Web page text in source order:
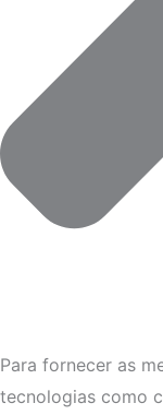
Para fornecer as
tecnologias como